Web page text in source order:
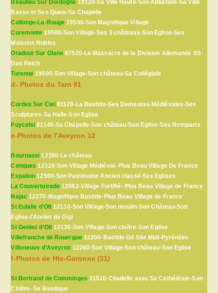
Beaulieu Sur Dordogne 19120-Sa Ville Haute-Son Abbatiale-Sa Ville
Basse et Ses Quais-Sa Chapelle
Collonge-La-Rouge 19500-Son Magnifique Village
Curemonte 19500-Son Village-Ses 3 châteaux-Son Eglise-Ses
Maisons Nobles
Oradour Sur Glane 87520-Le Massacre de la Division Allemande SS
Das Reich
Turenne 19500-Son Village-Son château-Sa Collégiale
d- Photos du Tarn 81
Cordes Sur Ciel 81170-La Bastide-Ses Demeures Médiévales-Ses
Sculptures-Sa Halle-Son Eglise
Puycelsi 81140-Sa Chapelle-Son château-Son Eglise-Ses Remparts
e-Photos de l’Aveyron 12
Bournazel 12390-Le château
Conques 12320-Son Village Médiéval- Plus Beau Village De France
Espalion 12500-Son Patrimoine Ancien classé-Ses Eglises
La Couvertoirade 12082-Village Fortifié- Plus Beau Village de France
Najac12270-Magnifique Bastide-Plus Beau Village de France
St Eulalie d’Olt 12130-Son Village-Son moulin-Son Château-Son
Eglise-l’Atelier de Gigi
St Geniez d’Olt12130-Son Village-Son cloître-Son Eglise
Villefranche de Rouergue12200-Bastide Gd Site Midi-Pyrénées
Villeneuve d’Aveyron 12260-Son Village-Son château-Son Eglise
f-Photos de Hte-Garonne (31)
St Bertrand de Comminges 31510-Citadelle avec Sa Cathédrale-Son
Cloître- Sa Basilique